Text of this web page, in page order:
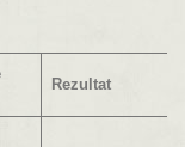
Rezultat